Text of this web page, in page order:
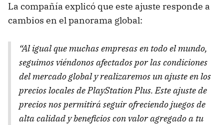
La compañía explicó que este ajuste responde a
cambios en el panorama global:
“Al igual que muchas empresas en todo el mundo,
seguimos viéndonos afectados por las condiciones
del mercado global y realizaremos un ajuste en los
precios locales de PlayStation Plus. Este ajuste de
precios nos permitirá seguir ofreciendo juegos de
alta calidad y beneficios con valor agregado a tu